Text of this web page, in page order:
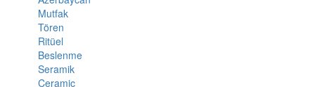
Mutfak
Tören
Ritüel
Beslenme
Seramik
Ceramic